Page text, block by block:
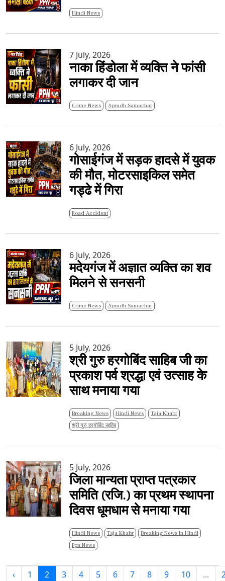
Hindi News
7 July, 2026
नाका हिंडोला में व्यक्ति ने फांसी
लगाकर दी जान
Crime News Apradh Samachar
6 July, 2026
गोसाईगंज में सड़क हादसे में युवक
की मौत, मोटरसाइकिल समेत
गड्ढे में गिरा
Road Accident
6 July, 2026
मदेयगंज में अज्ञात व्यक्ति का शव
मिलने से सनसनी
Crime News Apradh Samachar
5 July, 2026
श्री गुरु हरगोबिंद साहिब जी का
प्रकाश पर्व श्रद्धा एवं उत्साह के
साथ मनाया गया
Breaking News Hindi News
Taja Khabr
श्री गुरु हरगोबिंद साहिब
5 July, 2026
जिला मान्यता प्राप्त पत्रकार
समिति (रजि.) का प्रथम स्थापना
दिवस धूमधाम से मनाया गया
Hindi News Taja Khabr
Breaking News In Hindi
Ppn News
‹ 1 2 3 4 5 6 7 8 9 10 ...